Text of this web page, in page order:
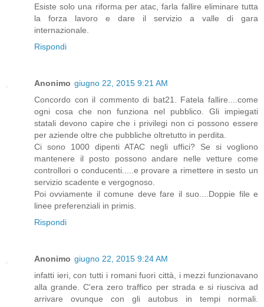
Esiste solo una riforma per atac, farla fallire eliminare tutta
la forza lavoro e dare il servizio a valle di gara
internazionale.
Rispondi
Anonimo giugno 22, 2015 9:21 AM
Concordo con il commento di bat21. Fatela fallire....come
ogni cosa che non funziona nel pubblico. Gli impiegati
statali devono capire che i privilegi non ci possono essere
per aziende oltre che pubbliche oltretutto in perdita.
Ci sono 1000 dipenti ATAC negli uffici? Se si vogliono
mantenere il posto possono andare nelle vetture come
controllori o conducenti.....e provare a rimettere in sesto un
servizio scadente e vergognoso.
Poi ovviamente il comune deve fare il suo....Doppie file e
linee preferenziali in primis.
Rispondi
Anonimo giugno 22, 2015 9:24 AM
infatti ieri, con tutti i romani fuori città, i mezzi funzionavano
alla grande. C'era zero traffico per strada e si riusciva ad
arrivare ovunque con gli autobus in tempi normali.